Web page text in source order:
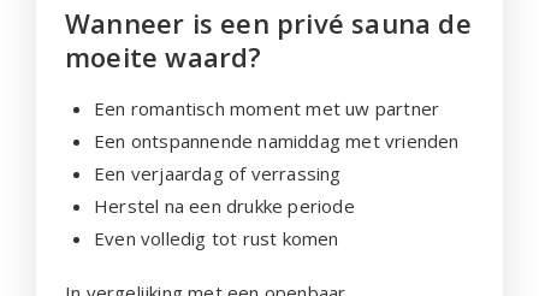
Wanneer is een privé sauna de
moeite waard?
Een romantisch moment met uw partner
Een ontspannende namiddag met vrienden
Een verjaardag of verrassing
Herstel na een drukke periode
Even volledig tot rust komen